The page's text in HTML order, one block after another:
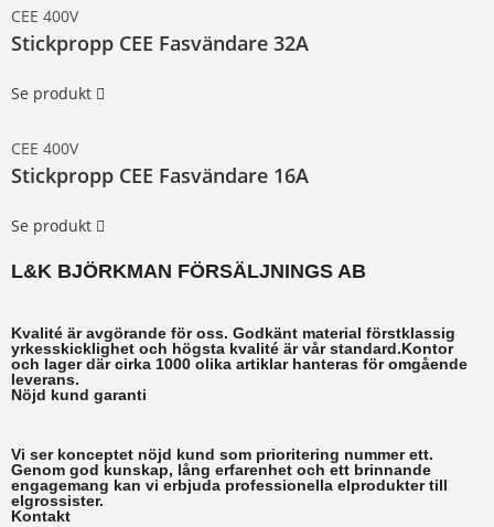
CEE 400V
Stickpropp CEE Fasvändare 32A
Se produkt
CEE 400V
Stickpropp CEE Fasvändare 16A
Se produkt
L&K BJÖRKMAN FÖRSÄLJNINGS AB
Kvalité är avgörande för oss. Godkänt material förstklassig
yrkesskicklighet och högsta kvalité är vår standard.Kontor
och lager där cirka 1000 olika artiklar hanteras för omgående
leverans.
Nöjd kund garanti
Vi ser konceptet nöjd kund som prioritering nummer ett.
Genom god kunskap, lång erfarenhet och ett brinnande
engagemang kan vi erbjuda professionella elprodukter till
elgrossister.
Kontakt